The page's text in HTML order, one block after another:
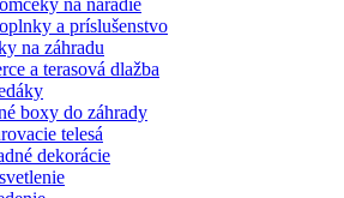
a príslušenstvo
na záhradu
a terasová dlažba
boxy do záhrady
telesá
dekorácie